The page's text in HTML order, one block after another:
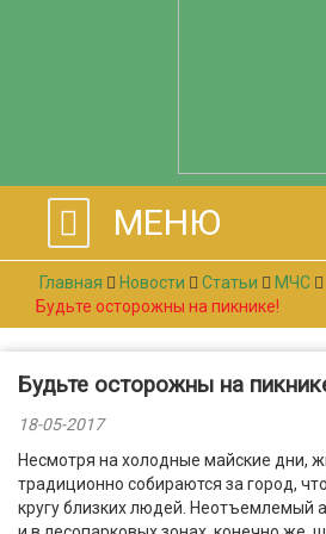
МЕНЮ
Главная Новости Статьи
МЧС
Будьте осторожны на пикнике!
Будьте осторожны на
18-05-2017
Несмотря на холодные майские дни,
традиционно собираются за город,
кругу близких людей. Неотъемлемый